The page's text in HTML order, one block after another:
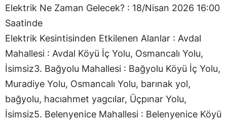
Elektrik Ne Zaman Gelecek? : 18/Nisan 2026 16:00
Saatinde
Elektrik Kesintisinden Etkilenen Alanlar : Avdal
Mahallesi : Avdal Köyü İç Yolu, Osmancalı Yolu,
İsimsiz3. Bağyolu Mahallesi : Bağyolu Köyü İç Yolu,
Muradiye Yolu, Osmancalı Yolu, barınak yol,
bağyolu, hacıahmet yagcılar, Üçpınar Yolu,
İsimsiz5. Belenyenice Mahallesi : Belenyenice Köyü